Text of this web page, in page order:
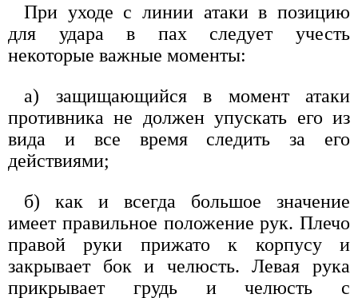
При уходе с линии атаки в позицию
для удара в пах следует учесть
некоторые важные моменты:
а) защищающийся в момент атаки
противника не должен упускать его из
вида и все время следить за его
действиями;
б) как и всегда большое значение
имеет правильное положение рук. Плечо
правой руки прижато к корпусу и
закрывает бок и челюсть. Левая рука
прикрывает грудь и челюсть с